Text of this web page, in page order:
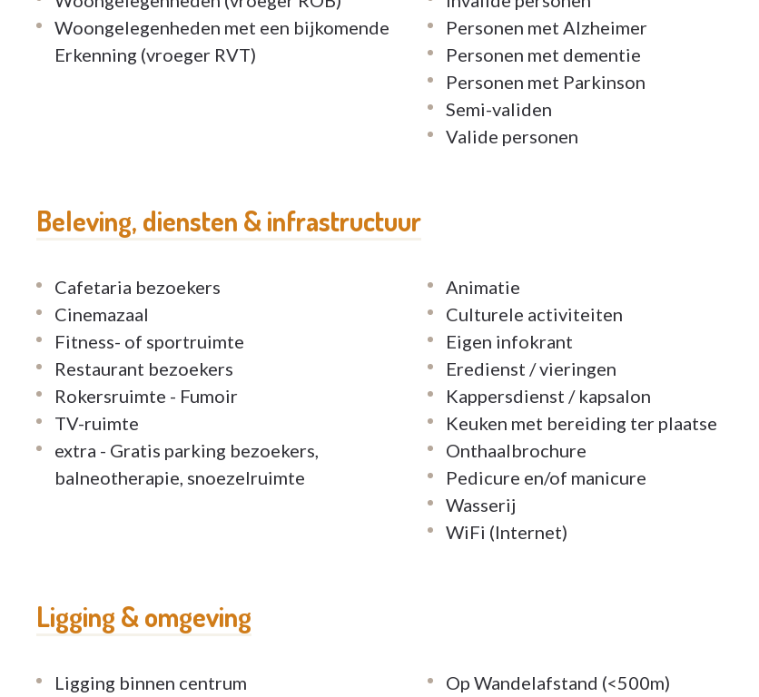
Woongelegenheden met een bijkomende
Erkenning (vroeger RVT)
Personen met Alzheimer
Personen met dementie
Personen met Parkinson
Semi-validen
Valide personen
Beleving, diensten & infrastructuur
Cafetaria bezoekers
Cinemazaal
Fitness- of sportruimte
Restaurant bezoekers
Rokersruimte - Fumoir
TV-ruimte
extra - Gratis parking bezoekers,
balneotherapie, snoezelruimte
Animatie
Culturele activiteiten
Eigen infokrant
Eredienst / vieringen
Kappersdienst / kapsalon
Keuken met bereiding ter plaatse
Onthaalbrochure
Pedicure en/of manicure
Wasserij
WiFi (Internet)
Ligging & omgeving
Ligging binnen centrum
Op Wandelafstand (<500m)